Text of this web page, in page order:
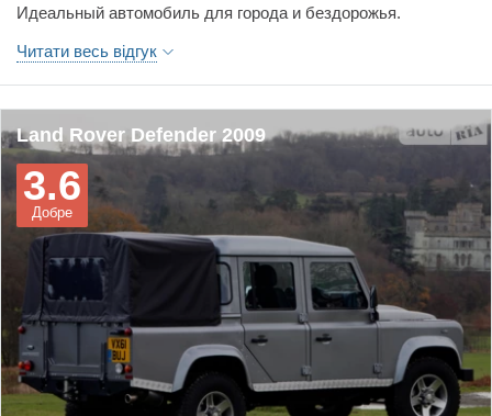
Идеальный автомобиль для города и бездорожья.
Читати весь відгук
Land Rover Defender 2009
Добре
3.6